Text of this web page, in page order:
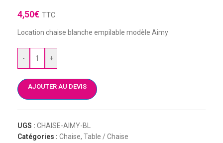
4,50€ TTC
Location chaise blanche empilable modèle Aimy
- +
AJOUTER AU DEVIS
UGS : CHAISE-AIMY-BL
Catégories : Chaise, Table / Chaise